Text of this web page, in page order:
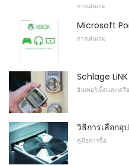
การเล่นเกม
Microsoft
การเล่นเกม
Schlage
อินเทอร์เน็ตและเครื
วิธีการเลือก
คู่มือการซื้อ